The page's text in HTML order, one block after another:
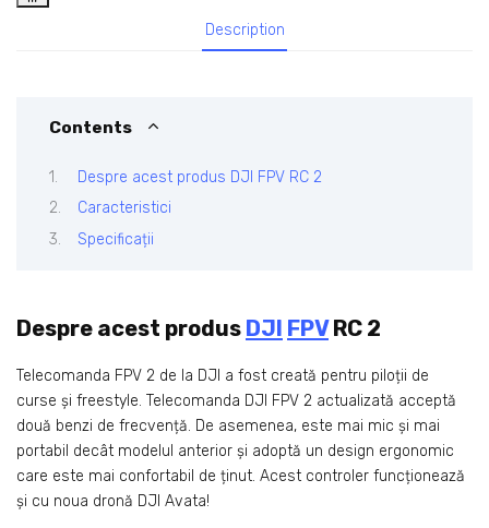
Description
Contents
Despre acest produs DJI FPV RC 2
Caracteristici
Specificații
Despre acest produs DJI FPVRC 2
Telecomanda FPV 2 de la DJI a fost creată pentru piloții de
curse și freestyle. Telecomanda DJI FPV 2 actualizată acceptă
două benzi de frecvență. De asemenea, este mai mic și mai
portabil decât modelul anterior și adoptă un design ergonomic
care este mai confortabil de ținut. Acest controler funcționează
și cu noua dronă DJI Avata!